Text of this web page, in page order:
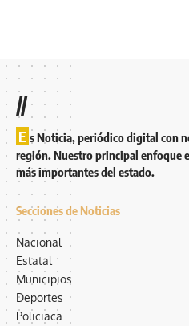
//
E s Noticia, periódico digital con
región. Nuestro principal enfoque
más importantes del estado.
Secciones de Noticias
Nacional
Estatal
Municipios
Deportes
Policiaca